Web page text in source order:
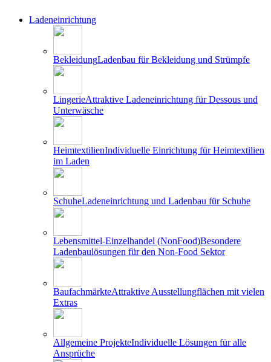
Ladeneinrichtung
BekleidungLadenbau für Bekleidung und Strümpfe
LingerieAttraktive Ladeneinrichtung für Dessous und
Unterwäsche
HeimtextilienIndividuelle Einrichtung für Heimtextilien
im Laden
SchuheLadeneinrichtung und Ladenbau für Schuhe
Lebensmittel-Einzelhandel (NonFood)Besondere
Ladenbaulösungen für den Non-Food Sektor
BaufachmärkteAttraktive Ausstellungflächen mit vielen
Extras
Allgemeine ProjekteIndividuelle Lösungen für alle
Ansprüche